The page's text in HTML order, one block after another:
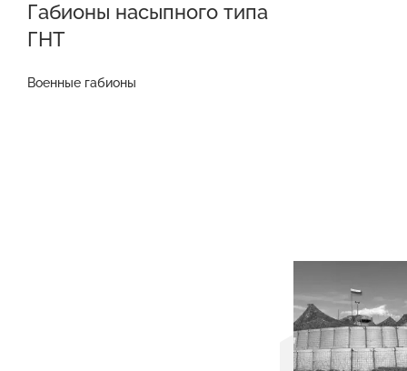
Габионы насыпного типа
ГНТ
Военные габионы